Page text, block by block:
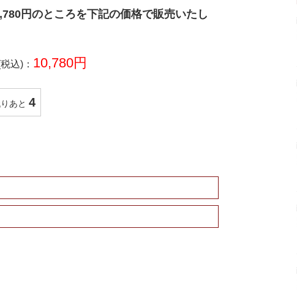
円のところを下記の価格で販売いたし
込)： 10,780円
あと 4